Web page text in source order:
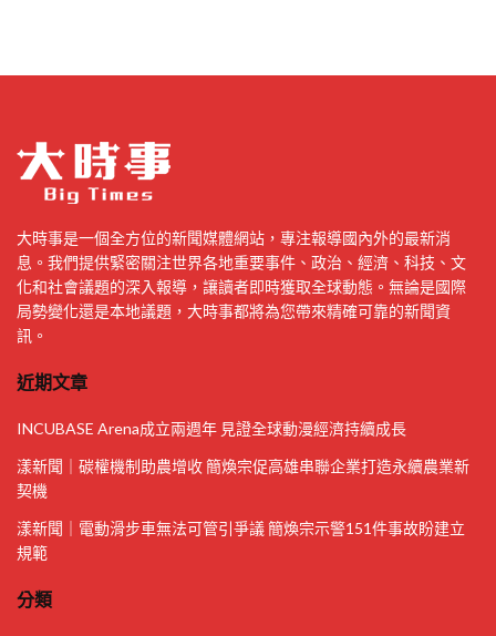
大時事是一個全方位的新聞媒體網站，專注報導國內外的最新消
息。我們提供緊密關注世界各地重要事件、政治、經濟、科技、文
化和社會議題的深入報導，讓讀者即時獲取全球動態。無論是國際
局勢變化還是本地議題，大時事都將為您帶來精確可靠的新聞資
訊。
近期文章
INCUBASE Arena成立兩週年 見證全球動漫經濟持續成長
漾新聞｜碳權機制助農增收 簡煥宗促高雄串聯企業打造永續農業新
契機
漾新聞｜電動滑步車無法可管引爭議 簡煥宗示警151件事故盼建立
規範
分類